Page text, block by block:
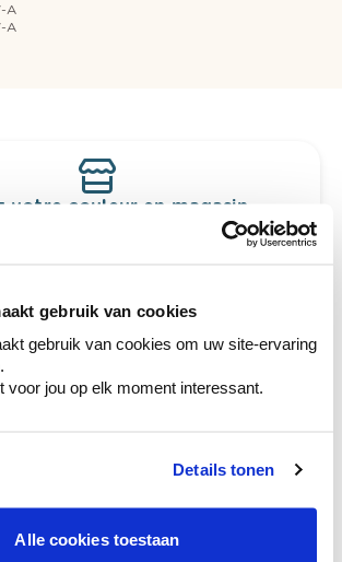
gebruik van cookies
gebruik van cookies om uw site-ervaring
voor jou op elk moment interessant.
Details tonen
Alle cookies toestaan
A
A
votre couleur en magasin
des échantillons de votre
des conseils personnalisés sur la
de couleurs.
couleur à domicile